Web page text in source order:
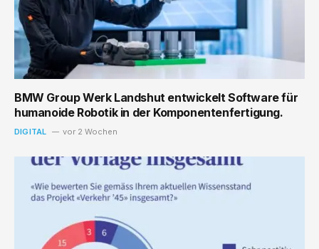
BMW Group Werk Landshut entwickelt Software für
humanoide Robotik in der Komponentenfertigung.
DIGITAL vor 2 Wochen